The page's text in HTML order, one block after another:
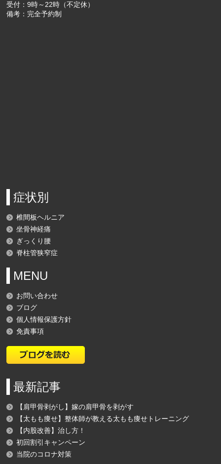
受付：9時～22時（不定休）
備考：完全予約制
症状別
椎間板ヘルニア
坐骨神経痛
ぎっくり腰
脊柱管狭窄症
MENU
お問い合わせ
ブログ
個人情報保護方針
免責事項
最新記事
【肩甲骨剥がし】嫁の肩甲骨を剥がす
【太もも痩せ】整体師が教える太もも痩せトレーニング
【内股改善】治し方！
初回割引キャンペーン
当院のコロナ対策